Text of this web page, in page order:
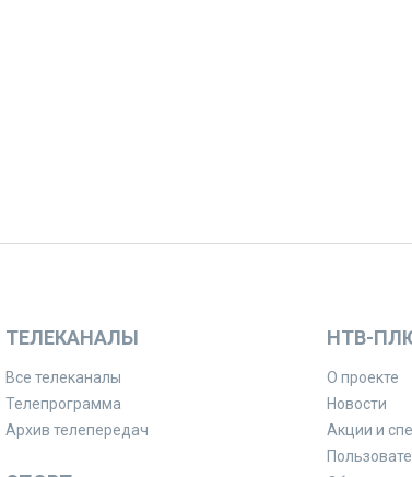
ТЕЛЕКАНАЛЫ
Все телеканалы
Телепрограмма
Архив телепередач
НТВ-
О проекте
Новости
Акции и